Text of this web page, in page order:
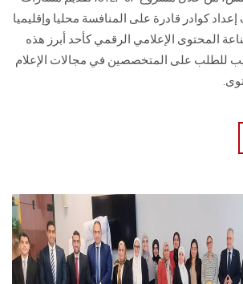
كوادر قادرة على المنافسة محليا وإقليميا
المحتوى الإعلامي الرقمي كأحد أبرز هذه
للطلب على المتخصصين في مجالات الإعلام